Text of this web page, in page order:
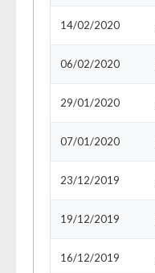
14/02/2020
06/02/2020
29/01/2020
07/01/2020
23/12/2019
19/12/2019
16/12/2019